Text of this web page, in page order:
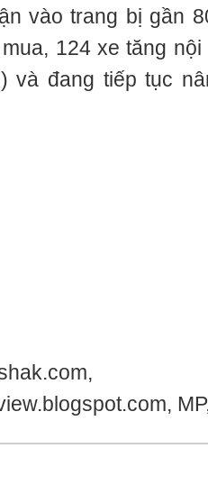
vào trang bị gần
124 xe tăng
và đang tiếp tục